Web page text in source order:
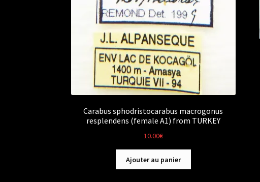
Carabus sphodristocarabus macrogonus
resplendens (female A1) from TURKEY
10.00€
Ajouter au panier